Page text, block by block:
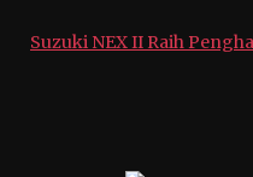
Suzuki NEX II Raih